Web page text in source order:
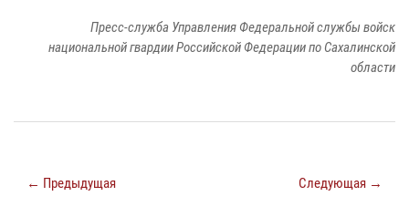
Пресс-служба Управления Федеральной службы войск
национальной гвардии Российской Федерации по Сахалинской
области
← Предыдущая Следующая →